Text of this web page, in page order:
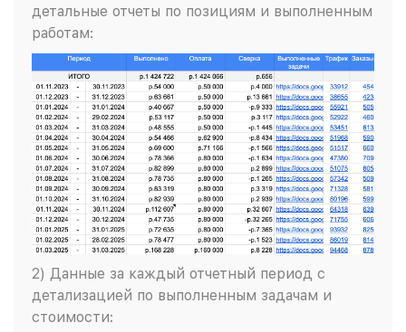
детальные отчеты по позициям и выполненным
работам:
2) Данные за каждый отчетный период с
детализацией по выполненным задачам и
стоимости: